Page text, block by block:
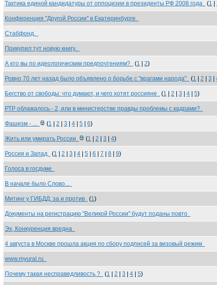
Тактика единой кандидатуры от оппоцизии в президенты РФ 2008 года (1
Конференция "Другой России" в Екатеринбурге
Стабфонд.
Прикупил тут новую книгу.
А кто вы по идеологическим предпочтениям? (1 2)
Ровно 70 лет назад было объявлено о борьбе с "врагами народа" (1 2 3
Бегство от свободы: что думают, и чего хотят россияне (1 2 3 4 5)
РТР облажалось - 2, или в министерстве правды проблемы с кадрами?
Фашизм - ... (1 2 3 4 5 6)
Жить или умирать России (1 2 3 4)
Россия и Запад (1 2 3 4 5 6 7 8 9)
Голоса в госдуме
В начале было Слово...
Митинг у ГИБДД: за и против (1)
Документы на регистрацию "Великой России" будут поданы повто
Эх, Конкуренция вредна
4 августа в Москве прошла акция по сбору подписей за визовый режим
www.myural.ru
Почему такая несправедливость ? (1 2 3 4 5)